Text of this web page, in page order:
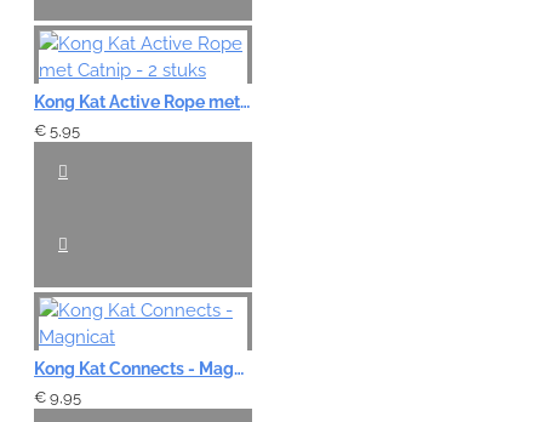
Kong Kat Active Rope met Catnip - 2 stuks
€ 5,95
Kong Kat Connects - Magnicat
€ 9,95